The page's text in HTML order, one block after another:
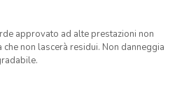
approvato ad alte prestazioni non
che non lascerà residui. Non danneggia